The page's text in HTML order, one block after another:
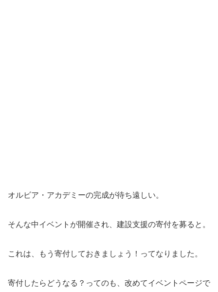
オルビア・アカデミーの完成が待ち遠しい。
そんな中イベントが開催され、建設支援の寄付を募ると。
これは、もう寄付しておきましょう！ってなりました。
寄付したらどうなる？ってのも、改めてイベントページで